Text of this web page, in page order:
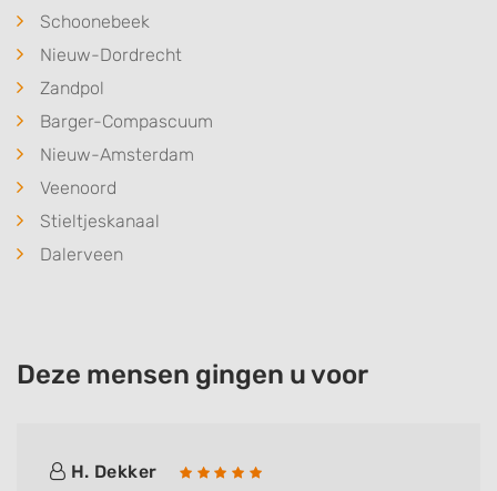
Schoonebeek
Nieuw-Dordrecht
Zandpol
Barger-Compascuum
Nieuw-Amsterdam
Veenoord
Stieltjeskanaal
Dalerveen
Deze mensen gingen u voor
H. Dekker